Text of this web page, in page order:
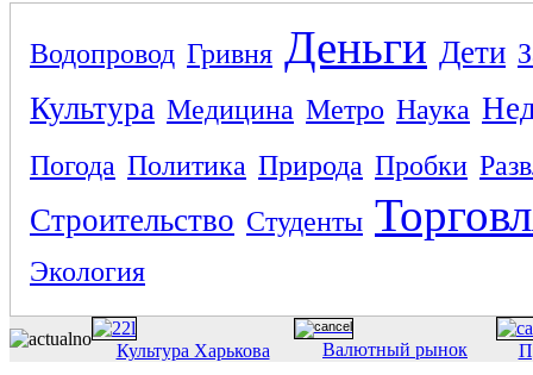
Водопровод Гривня Деньги Дети
Культура Медицина Метро Наука
Погода Политика Природа Пробки
Строительство Студенты
Экология
Культура Харькова Валютный рынок